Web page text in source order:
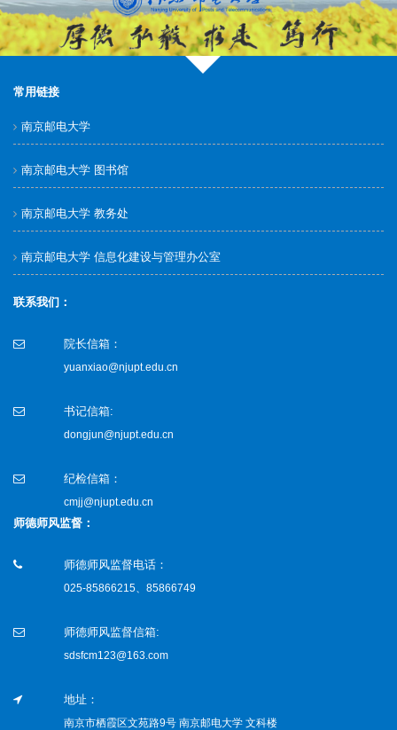
常用链接
南京邮电大学
南京邮电大学 图书馆
南京邮电大学 教务处
南京邮电大学 信息化建设与管理办公室
联系我们：
院长信箱：
yuanxiao@njupt.edu.cn
书记信箱:
dongjun@njupt.edu.cn
纪检信箱：
cmjj@njupt.edu.cn
师德师风监督：
师德师风监督电话：
025-85866215、85866749
师德师风监督信箱:
sdsfcm123@163.com
地址：
南京市栖霞区文苑路9号 南京邮电大学 文科楼